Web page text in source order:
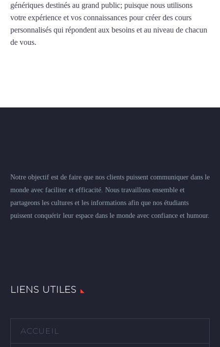
génériques destinés au grand public; puisque nous utilisons
votre expérience et vos connaissances pour créer des cours
personnalisés qui répondent aux besoins et au niveau de chacun
de vous.
Notre objectif est de faire que nos clients puissent communiquer dans le
monde avec faciliter et efficacité. Nous travaillons ensemble et
partageons les cultures et les informations afin que nos étudiants
puissent conquérir leur espace dans le monde avec confiance et humour.
LIENS UTILES
ACCUEIL